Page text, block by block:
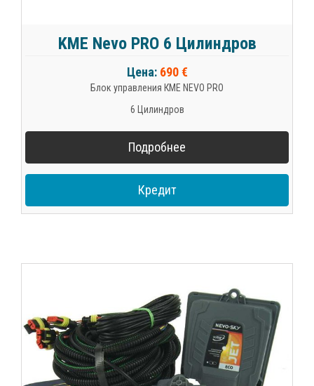
KME Nevo PRO 6 Цилиндров
Цена: 690 €
Блок управления КМЕ NEVO PRO
6 Цилиндров
Подробнее
Кредит